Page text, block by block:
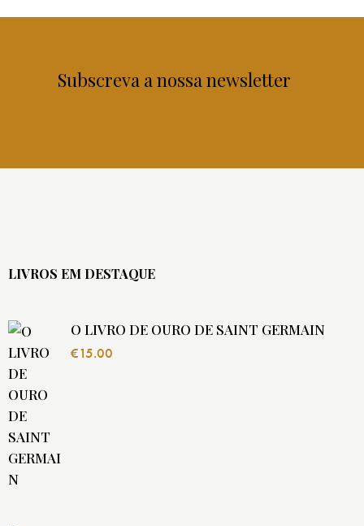
Subscreva a nossa newsletter
LIVROS EM DESTAQUE
O LIVRO DE OURO DE SAINT GERMAIN
€15.00